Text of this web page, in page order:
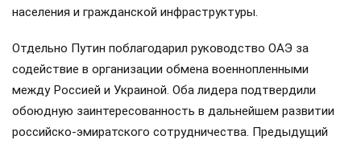
населения и гражданской инфраструктуры.
Отдельно Путин поблагодарил руководство ОАЭ за
содействие в организации обмена военнопленными
между Россией и Украиной. Оба лидера подтвердили
обоюдную заинтересованность в дальнейшем развитии
российско-эмиратского сотрудничества. Предыдущий